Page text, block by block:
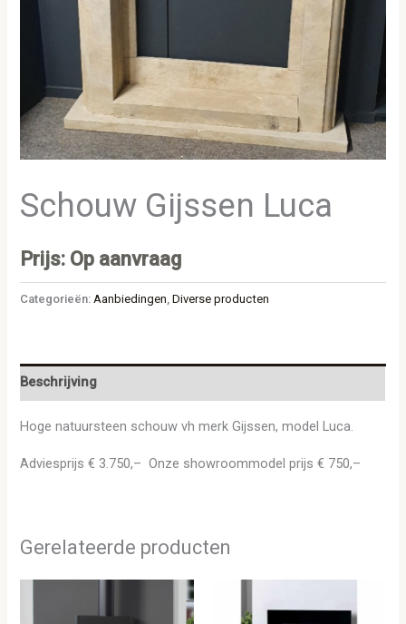
Schouw Gijssen Luca
Prijs: Op aanvraag
Categorieën:Aanbiedingen,Diverse producten
Beschrijving
Hoge natuursteen schouw vh merk Gijssen, model Luca.
Adviesprijs € 3.750,– Onze showroommodel prijs € 750,–
Gerelateerde producten